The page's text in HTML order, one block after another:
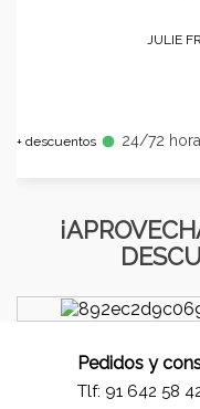
JULIE
+ descuentos fiber_manual_record 24/72
Pedidos y
Tlf: 91 642 58